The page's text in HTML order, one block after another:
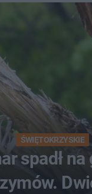
ŚWIĘTOKRZYSKIE
spadł